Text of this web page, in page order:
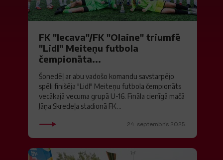
FK "Iecava"/FK "Olaine" triumfē
"Lidl" Meiteņu futbola
čempionāta...
Šonedēļ ar abu vadošo komandu savstarpējo
spēli finišēja "Lidl" Meiteņu futbola čempionāts
vecākajā vecuma grupā U-16. Fināla cienīgā mačā
Jāņa Skredeļa stadionā FK...
24. septembris 2025.